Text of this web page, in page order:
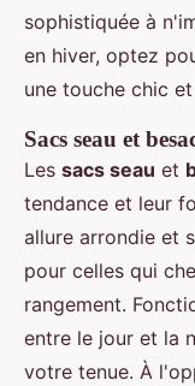
sophistiquée à
en hiver, optez
une touche chic
Sacs seau et
Les sacs seau et
tendance et leur
allure arrondie et
pour celles qui
rangement.
entre le jour et la
votre tenue. À